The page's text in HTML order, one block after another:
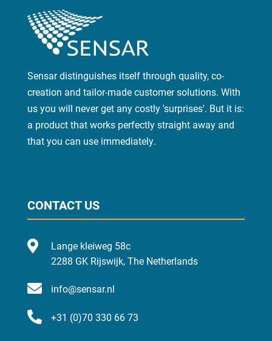
Sensar distinguishes itself through quality, co-
creation and tailor-made customer solutions. With
us you will never get any costly 'surprises'. But it is:
a product that works perfectly straight away and
that you can use immediately.
CONTACT US

Lange kleiweg 58c
2288 GK Rijswijk, The Netherlands
 info@sensar.nl
 +31 (0)70 330 66 73